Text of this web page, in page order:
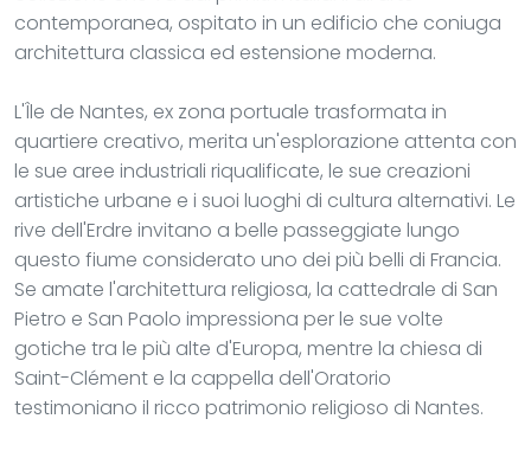
contemporanea, ospitato in un edificio che coniuga
architettura classica ed estensione moderna.
L'Île de Nantes, ex zona portuale trasformata in
quartiere creativo, merita un'esplorazione attenta con
le sue aree industriali riqualificate, le sue creazioni
artistiche urbane e i suoi luoghi di cultura alternativi. Le
rive dell'Erdre invitano a belle passeggiate lungo
questo fiume considerato uno dei più belli di Francia.
Se amate l'architettura religiosa, la cattedrale di San
Pietro e San Paolo impressiona per le sue volte
gotiche tra le più alte d'Europa, mentre la chiesa di
Saint-Clément e la cappella dell'Oratorio
testimoniano il ricco patrimonio religioso di Nantes.